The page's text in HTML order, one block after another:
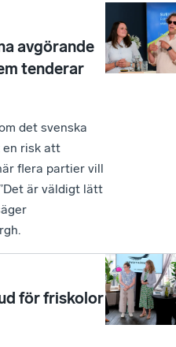
avgörande
tenderar
det svenska
en risk att
flera partier vill
är väldigt lätt
för friskolor